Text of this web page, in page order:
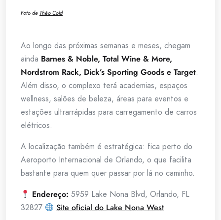
Foto de Théo Cold
Ao longo das próximas semanas e meses, chegam
ainda Barnes & Noble, Total Wine & More,
Nordstrom Rack, Dick’s Sporting Goods e Target.
Além disso, o complexo terá academias, espaços
wellness, salões de beleza, áreas para eventos e
estações ultrarrápidas para carregamento de carros
elétricos.
A localização também é estratégica: fica perto do
Aeroporto Internacional de Orlando, o que facilita
bastante para quem quer passar por lá no caminho.
Endereço: 5959 Lake Nona Blvd, Orlando, FL
32827
Site oficial do Lake Nona West